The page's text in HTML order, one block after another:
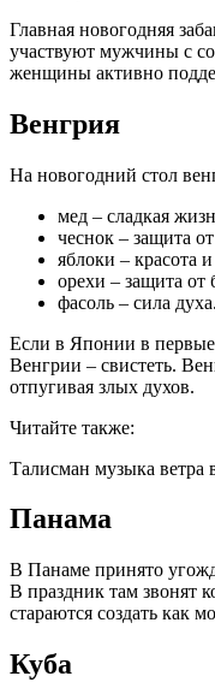
Главная новогодняя
участвуют мужчины с
женщины активно
Венгрия
На новогодний стол
мед – сладкая
чеснок – защита
яблоки – красота
орехи – защита от
фасоль – сила духа.
Если в Японии в первые
Венгрии – свистеть.
отпугивая злых духов.
Читайте также:
Талисман музыка ветра
Панама
В Панаме принято
В праздник там звонят
стараются создать как
Куба